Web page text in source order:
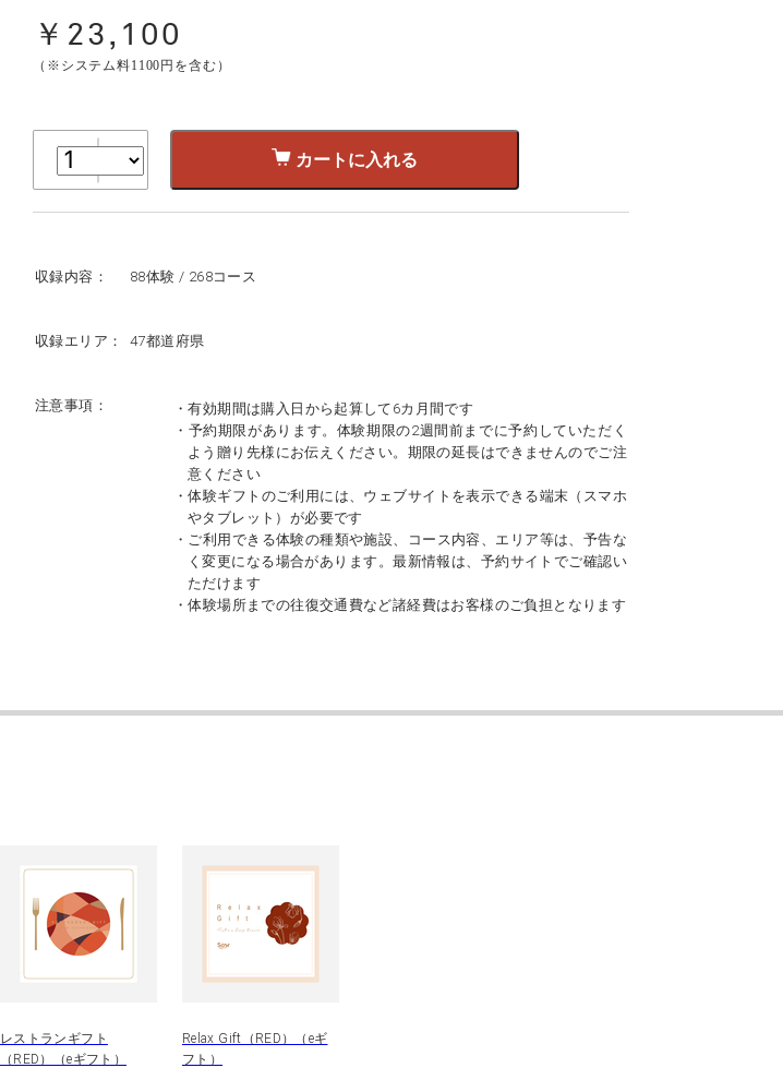
￥23,100
（※システム料1100円を含む）
カートに入れる
収録内容： 88体験 / 268コース
収録エリア： 47都道府県
注意事項：
・有効期間は購入日から起算して6カ月間です
・予約期限があります。体験期限の2週間前までに予約していただく
よう贈り先様にお伝えください。期限の延長はできませんのでご注
意ください
・体験ギフトのご利用には、ウェブサイトを表示できる端末（スマホ
やタブレット）が必要です
・ご利用できる体験の種類や施設、コース内容、エリア等は、予告な
く変更になる場合があります。最新情報は、予約サイトでご確認い
ただけます
・体験場所までの往復交通費など諸経費はお客様のご負担となります
レストランギフト
（RED）（eギフト）
Relax Gift（RED）（eギ
フト）